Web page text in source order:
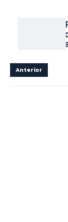
Anterior